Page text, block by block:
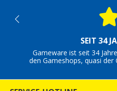
SEIT 34
Gameware ist seit 34
den Gameshops, quasi der